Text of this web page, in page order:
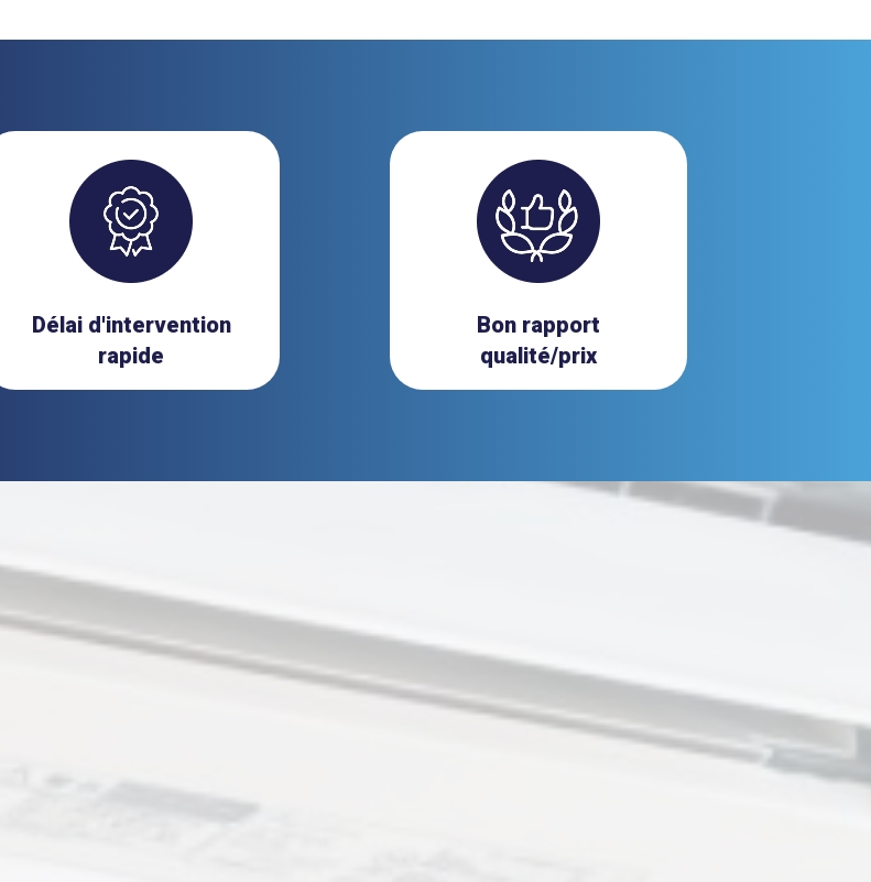
Délai d'intervention
rapide
Bon rapport
qualité/prix